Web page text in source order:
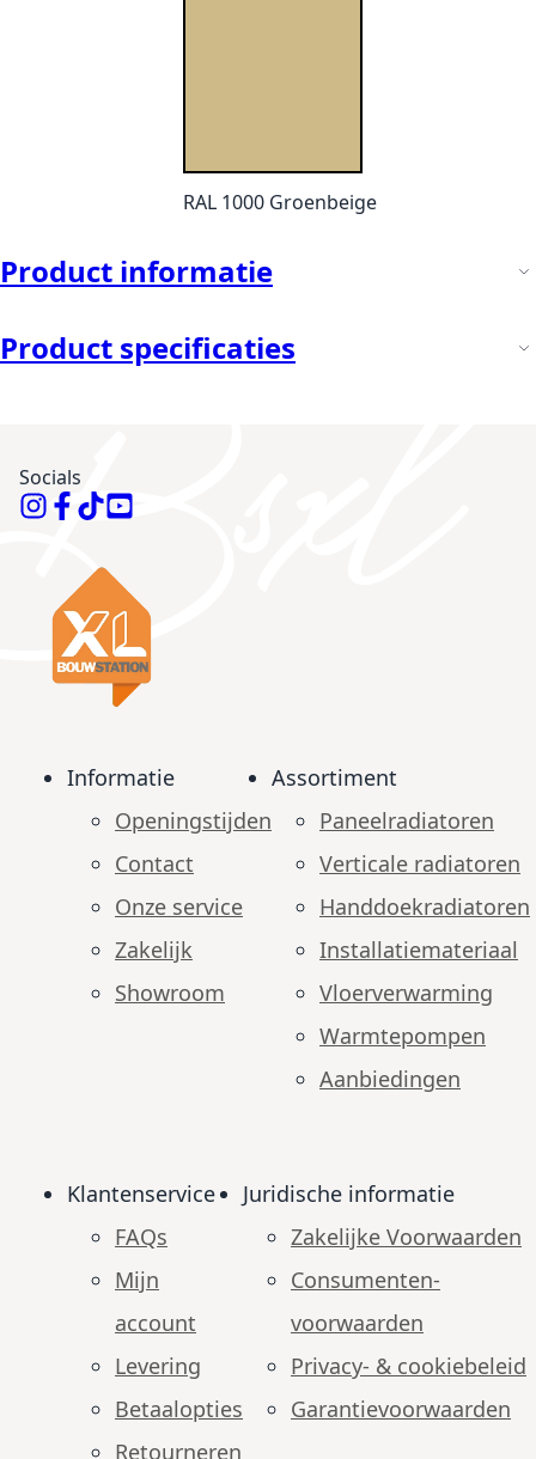
RAL 1000 Groenbeige
Product informatie
Product specificaties
Socials
Informatie
Openingstijden
Contact
Onze service
Zakelijk
Showroom
Assortiment
Paneelradiatoren
Verticale radiatoren
Handdoekradiatoren
Installatiemateriaal
Vloerverwarming
Warmtepompen
Aanbiedingen
Klantenservice
FAQs
Mijn
account
Levering
Betaalopties
Retourneren
Juridische informatie
Zakelijke Voorwaarden
Consumenten­
voorwaarden
Privacy- & cookiebeleid
Garantie­voorwaarden